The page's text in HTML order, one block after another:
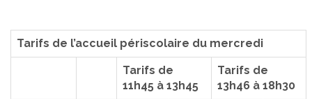
Tarifs de l’accueil périscolaire du mercredi
Tarifs de
11h45 à 13h45
Tarifs de
13h46 à 18h30